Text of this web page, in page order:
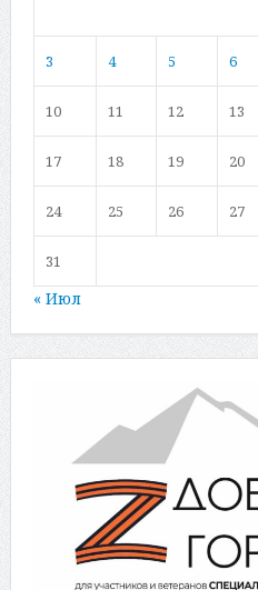
3 4 5 6
10 11 12 13
17 18 19 20
24 25 26 27
31
« Июл